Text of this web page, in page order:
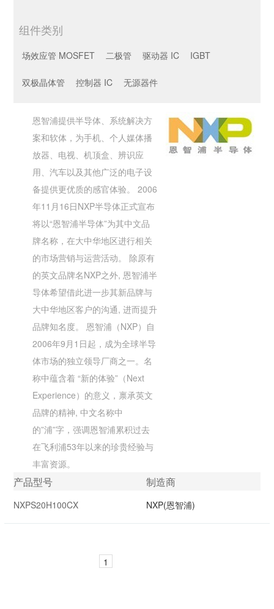
组件类别
场效应管 MOSFET 二极管 驱动器 IC IGBT
双极晶体管 控制器 IC 无源器件
恩智浦提供半导体、系统解决方
案和软体，为手机、个人媒体播
放器、电视、机顶盒、辨识应
用、汽车以及其他广泛的电子设
备提供更优质的感官体验。 2006
年11月16日NXP半导体正式宣布
将以“恩智浦半导体”为其中文品
牌名称，在大中华地区进行相关
的市场营销与运营活动。 除原有
的英文品牌名NXP之外, 恩智浦半
导体希望借此进一步其新品牌与
大中华地区客户的沟通, 进而提升
品牌知名度。 恩智浦（NXP）自
2006年9月1日起，成为全球半导
体市场的独立领导厂商之一。名
称中蕴含着 “新的体验”（Next
Experience）的意义，禀承英文
品牌的精神, 中文名称中
的”浦”字，强调恩智浦累积过去
在飞利浦53年以来的珍贵经验与
丰富资源。
产品型号
制造商
封装
批次
NXPS20H100CX NXP(恩智浦)
1